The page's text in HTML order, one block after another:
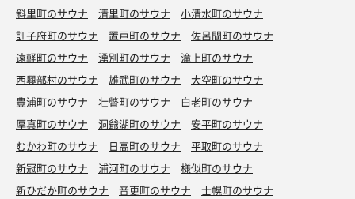
斜里町のサウナ
清里町のサウナ
小清水町のサウナ
訓子府町のサウナ
置戸町のサウナ
佐呂間町のサウナ
遠軽町のサウナ
湧別町のサウナ
滝上町のサウナ
西興部村のサウナ
雄武町のサウナ
大空町のサウナ
豊浦町のサウナ
壮瞥町のサウナ
白老町のサウナ
厚真町のサウナ
洞爺湖町のサウナ
安平町のサウナ
むかわ町のサウナ
日高町のサウナ
平取町のサウナ
新冠町のサウナ
浦河町のサウナ
様似町のサウナ
新ひだか町のサウナ
音更町のサウナ
士幌町のサウナ